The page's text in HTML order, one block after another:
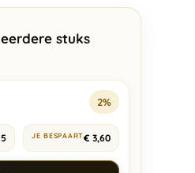
stuks
2%
€ 3,60